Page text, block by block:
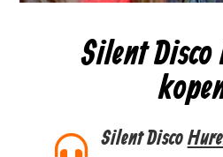
Silent
Silent Disco